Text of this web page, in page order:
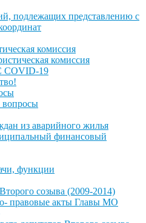
подлежащих представлению с
комиссия
комиссия
19
из аварийного жилья
финансовый
функции
созыва (2009-2014)
правовые акты Главы МО